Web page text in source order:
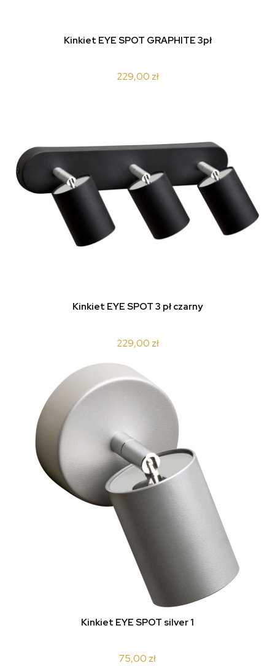
Kinkiet EYE SPOT GRAPHITE 3pł
229,00 zł
Kinkiet EYE SPOT 3 pł czarny
229,00 zł
Kinkiet EYE SPOT silver 1
75,00 zł